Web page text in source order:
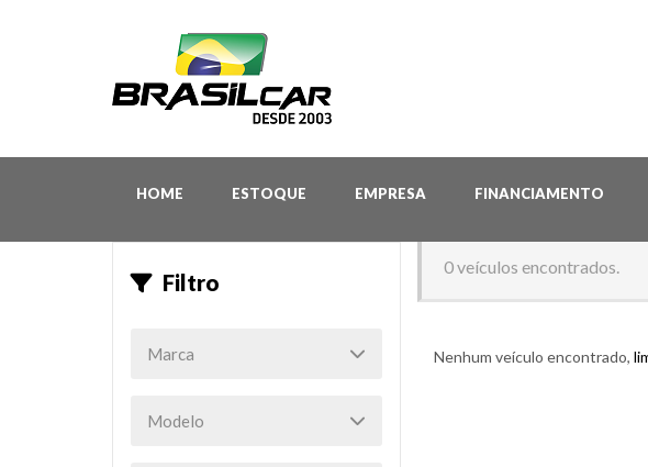
HOME ESTOQUE EMPRESA FINANCIAMENTO
0 veículos encontrados.
Nenhum veículo encontrado,
Filtro